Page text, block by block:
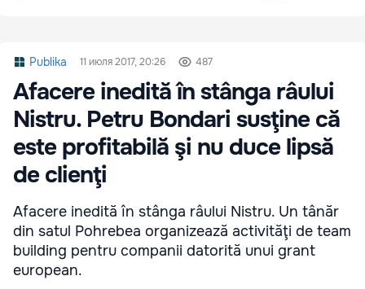
Publika 11 июля 2017, 20:26 487
Afacere inedită în stânga râului
Nistru. Petru Bondari susţine că
este profitabilă şi nu duce lipsă
de clienţi
Afacere inedită în stânga râului Nistru. Un tânăr
din satul Pohrebea organizează activităţi de team
building pentru companii datorită unui grant
european.